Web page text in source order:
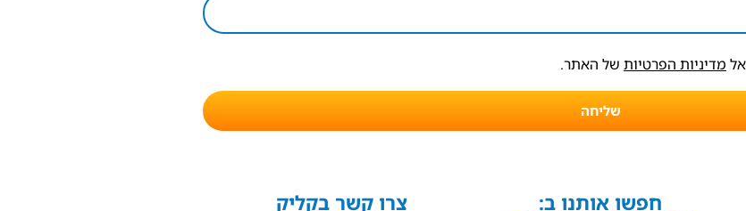
מדיניות הפרטיות של האתר.
שליחה
חפשו אותנו ב: צרו קשר בקליק